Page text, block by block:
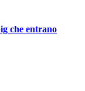
che entrano